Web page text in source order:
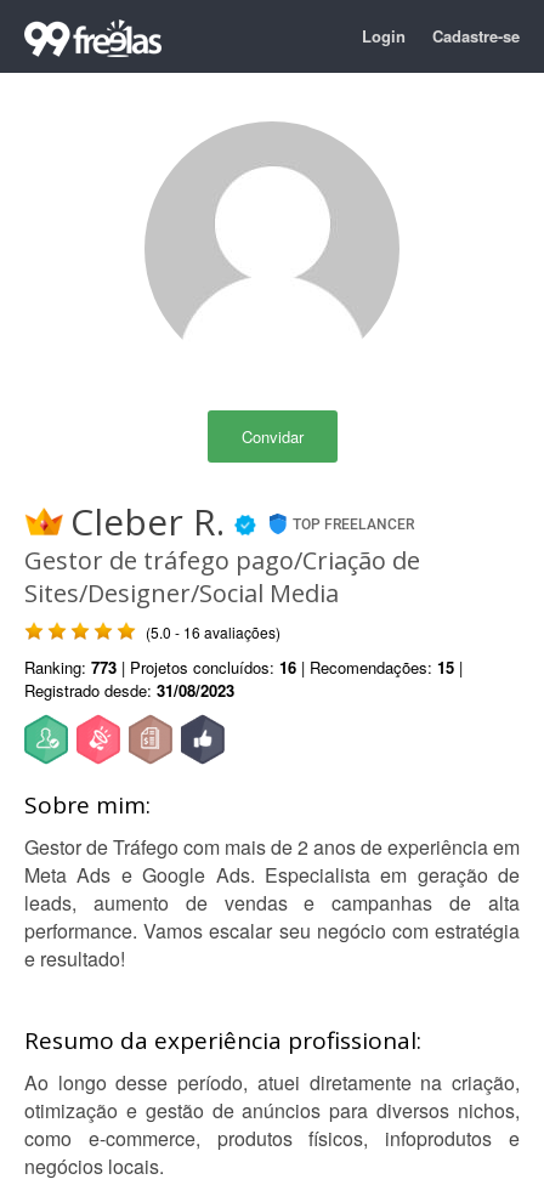
Login Cadastre-se
Convidar
Cleber R. TOP FREELANCER
Gestor de tráfego pago/Criação de
Sites/Designer/Social Media
(5.0 - 16 avaliações)
Ranking: 773 | Projetos concluídos: 16 | Recomendações: 15 |
Registrado desde: 31/08/2023
Sobre mim:
Gestor de Tráfego com mais de 2 anos de experiência em
Meta Ads e Google Ads. Especialista em geração de
leads, aumento de vendas e campanhas de alta
performance. Vamos escalar seu negócio com estratégia
e resultado!
Resumo da experiência profissional:
Ao longo desse período, atuei diretamente na criação,
otimização e gestão de anúncios para diversos nichos,
como e-commerce, produtos físicos, infoprodutos e
negócios locais.